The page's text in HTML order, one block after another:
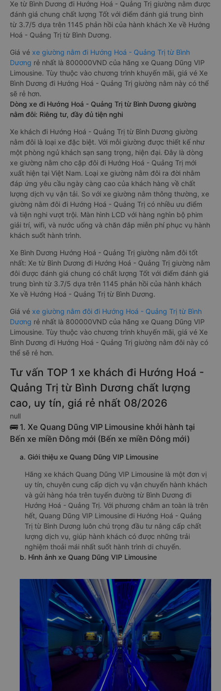
Xe từ Bình Dương đi Hướng Hoá - Quảng Trị giường nằm được
đánh giá chung chất lượng Tốt với điểm đánh giá trung bình
từ 3.7/5 dựa trên 1145 phản hồi của hành khách Xe về Hướng
Hoá - Quảng Trị từ Bình Dương.
Giá vé xe giường nằm đi Hướng Hoá - Quảng Trị từ Bình
Dương rẻ nhất là 800000VND của hãng xe Quang Dũng VIP
Limousine. Tùy thuộc vào chương trình khuyến mãi, giá vé Xe
Bình Dương đi Hướng Hoá - Quảng Trị giường nằm này có thể
sẽ rẻ hơn.
Dòng xe đi Hướng Hoá - Quảng Trị từ Bình Dương giường
nằm đôi: Riêng tư, đầy đủ tiện nghi
Xe khách đi Hướng Hoá - Quảng Trị từ Bình Dương giường
nằm đôi là loại xe đặc biệt. Với mỗi giường được thiết kế như
một phòng ngủ khách sạn sang trọng, hiện đại. Đây là dòng
xe giường nằm cho cặp đôi đi Hướng Hoá - Quảng Trị mới
xuất hiện tại Việt Nam. Loại xe giường nằm đôi ra đời nhằm
đáp ứng yêu cầu ngày càng cao của khách hàng về chất
lượng dịch vụ vận tải. So với xe giường nằm thông thường, xe
giường nằm đôi đi Hướng Hoá - Quảng Trị có nhiều ưu điểm
và tiện nghi vượt trội. Màn hình LCD với hàng nghìn bộ phim
giải trí, wifi, và nước uống và chăn đắp miễn phí phục vụ hành
khách suốt hành trình.
Xe Bình Dương Hướng Hoá - Quảng Trị giường nằm đôi tốt
nhất: Xe từ Bình Dương đi Hướng Hoá - Quảng Trị giường nằm
đôi được đánh giá chung có chất lượng Tốt với điểm đánh giá
trung bình từ 3.7/5 dựa trên 1145 phản hồi của hành khách
Xe về Hướng Hoá - Quảng Trị từ Bình Dương.
Giá vé xe giường nằm đôi đi Hướng Hoá - Quảng Trị từ Bình
Dương rẻ nhất là 800000VND của hãng xe Quang Dũng VIP
Limousine. Tùy thuộc vào chương trình khuyến mãi, giá vé Xe
Bình Dương đi Hướng Hoá - Quảng Trị giường nằm đôi này có
thể sẽ rẻ hơn.
Tư vấn TOP 1 xe khách đi Hướng Hoá -
Quảng Trị từ Bình Dương chất lượng
cao, uy tín, giá rẻ nhất 08/2026
null
🚌 1. Xe Quang Dũng VIP Limousine khởi hành tại
Bến xe miền Đông mới (Bến xe miền Đông mới)
a. Giới thiệu xe Quang Dũng VIP Limousine
Hãng xe khách Quang Dũng VIP Limousine là một đơn vị
uy tín, chuyên cung cấp dịch vụ vận chuyển hành khách
và gửi hàng hóa trên tuyến đường từ Bình Dương đi
Hướng Hoá - Quảng Trị. Với phương châm an toàn là trên
hết, Quang Dũng VIP Limousine đi Hướng Hoá - Quảng
Trị từ Bình Dương luôn chú trọng đầu tư nâng cấp chất
lượng dịch vụ, giúp hành khách có được những trải
nghiệm thoải mái nhất suốt hành trình di chuyển.
b. Hình ảnh xe Quang Dũng VIP Limousine